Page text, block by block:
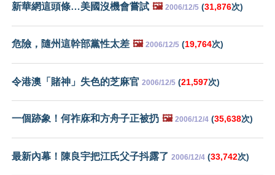
新華網這頭條…美國沒機會嘗試 🖼️ 2006/12/5 (31,876次)
危險，隨州這幹部黨性太差 🖼️ 2006/12/5 (19,764次)
令港澳「賭神」失色的芝麻官 2006/12/5 (21,597次)
一個跡象！何祚庥和方舟子正被扔 🖼️ 2006/12/4 (35,638次)
最新內幕！陳良宇把江氏父子抖露了 2006/12/4 (33,742次)